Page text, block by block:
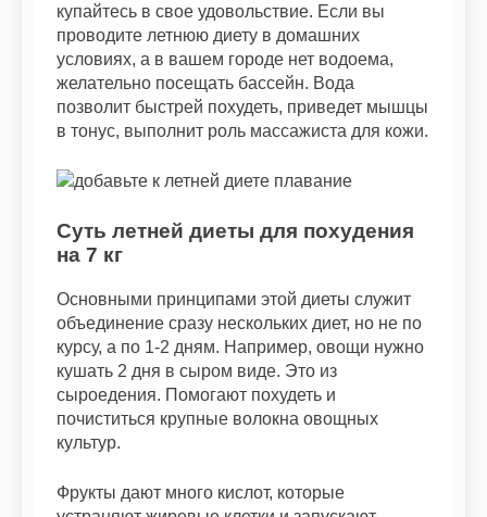
купайтесь в свое удовольствие. Если вы
проводите летнюю диету в домашних
условиях, а в вашем городе нет водоема,
желательно посещать бассейн. Вода
позволит быстрей похудеть, приведет мышцы
в тонус, выполнит роль массажиста для кожи.
Суть летней диеты для похудения
на 7 кг
Основными принципами этой диеты служит
объединение сразу нескольких диет, но не по
курсу, а по 1-2 дням. Например, овощи нужно
кушать 2 дня в сыром виде. Это из
сыроедения. Помогают похудеть и
почиститься крупные волокна овощных
культур.
Фрукты дают много кислот, которые